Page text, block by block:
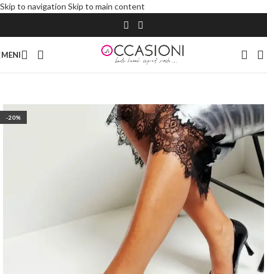
Skip to navigation Skip to main content
MENI
-20%